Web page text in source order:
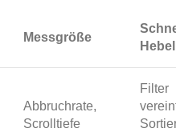
Messgröße
Hebel
Abbruchrate,
Scrolltiefe
Filter